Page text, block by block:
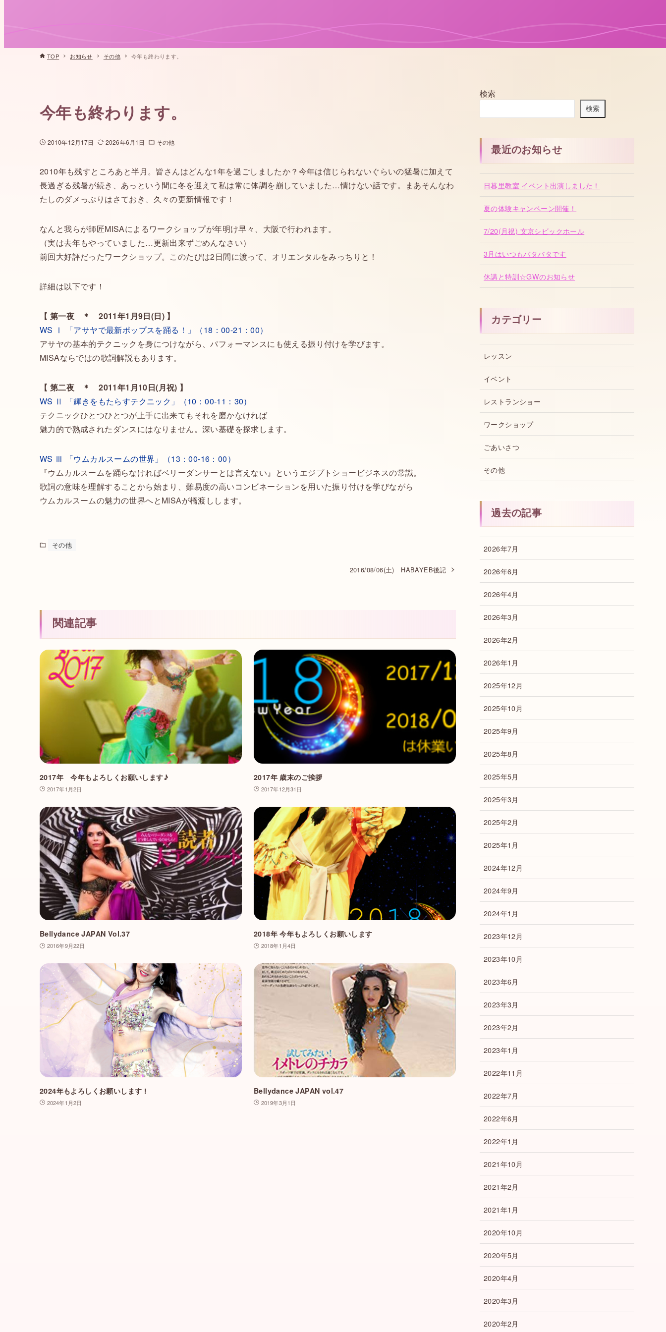
TOP お知らせ その他 今年も終わります。
今年も終わります。
2010年12月17日 2026年6月1日 その他
2010年も残すところあと半月。皆さんはどんな1年を過ごしましたか？今年は信じられないぐらいの猛暑に加えて
長過ぎる残暑が続き、あっという間に冬を迎えて私は常に体調を崩していました…情けない話です。まあそんなわ
たしのダメっぷりはさておき、久々の更新情報です！
なんと我らが師匠MISAによるワークショップが年明け早々、大阪で行われます。
（実は去年もやっていました…更新出来ずごめんなさい）
前回大好評だったワークショップ。このたびは2日間に渡って、オリエンタルをみっちりと！
詳細は以下です！
【 第一夜 ＊ 2011年1月9日(日) 】
WS Ⅰ 「アサヤで最新ポップスを踊る！」（18：00-21：00）
アサヤの基本的テクニックを身につけながら、パフォーマンスにも使える振り付けを学びます。
MISAならではの歌詞解説もあります。
【 第二夜 ＊ 2011年1月10日(月祝) 】
WS Ⅱ 「輝きをもたらすテクニック」（10：00-11：30）
テクニックひとつひとつが上手に出来てもそれを磨かなければ
魅力的で熟成されたダンスにはなりません。深い基礎を探求します。
WS Ⅲ 「ウムカルスームの世界」（13：00-16：00）
『ウムカルスームを踊らなければベリーダンサーとは言えない』というエジプトショービジネスの常識。
歌詞の意味を理解することから始まり、難易度の高いコンビネーションを用いた振り付けを学びながら
ウムカルスームの魅力の世界へとMISAが橋渡しします。
その他
2016/08/06(土) HABAYEB後記
関連記事
2017年 今年もよろしくお願いします♪
2017年1月2日
2017年 歳末のご挨拶
2017年12月31日
Bellydance JAPAN Vol.37
2016年9月22日
2018年 今年もよろしくお願いします
2018年1月4日
2024年もよろしくお願いします！
2024年1月2日
Bellydance JAPAN vol.47
2019年3月1日
検索
検索
最近のお知らせ
日暮里教室 イベント出演しました！
夏の体験キャンペーン開催！
7/20(月祝) 文京シビックホール
3月はいつもバタバタです
休講と特訓☆GWのお知らせ
カテゴリー
レッスン
イベント
レストランショー
ワークショップ
ごあいさつ
その他
過去の記事
2026年7月
2026年6月
2026年4月
2026年3月
2026年2月
2026年1月
2025年12月
2025年10月
2025年9月
2025年8月
2025年5月
2025年3月
2025年2月
2025年1月
2024年12月
2024年9月
2024年1月
2023年12月
2023年10月
2023年6月
2023年3月
2023年2月
2023年1月
2022年11月
2022年7月
2022年6月
2022年1月
2021年10月
2021年2月
2021年1月
2020年10月
2020年5月
2020年4月
2020年3月
2020年2月